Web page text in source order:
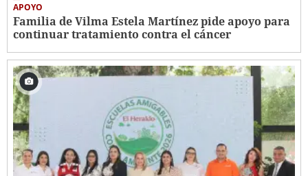
APOYO
Familia de Vilma Estela Martínez pide apoyo para
continuar tratamiento contra el cáncer